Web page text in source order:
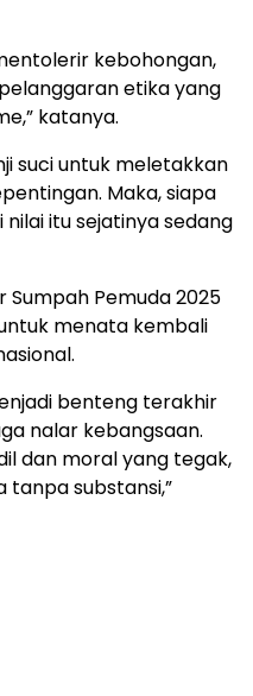
kebohongan,
etika yang
katanya.
suci untuk meletakkan
Maka, siapa
itu sejatinya sedang
Sumpah Pemuda 2025
menata kembali
benteng terakhir
nalar kebangsaan.
dan moral yang tegak,
substansi,”